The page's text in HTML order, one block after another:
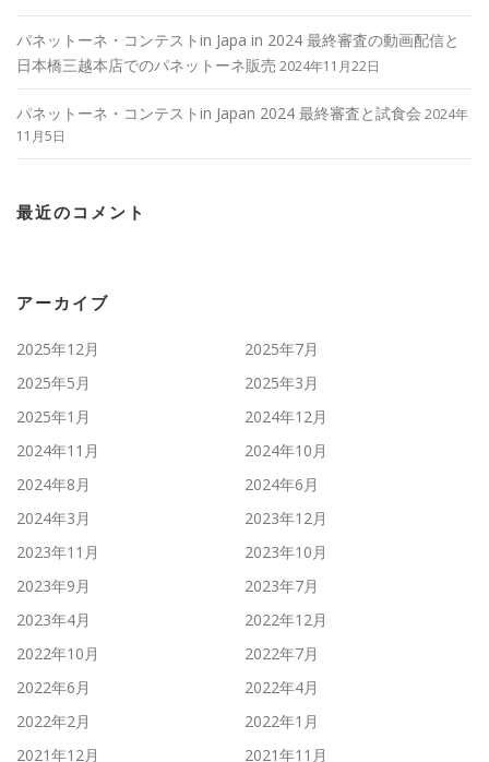
パネットーネ・コンテストin Japa in 2024 最終審査の動画配信と
日本橋三越本店でのパネットーネ販売 2024年11月22日
パネットーネ・コンテストin Japan 2024 最終審査と試食会 2024年
11月5日
最近のコメント
アーカイブ
2025年12月
2025年7月
2025年5月
2025年3月
2025年1月
2024年12月
2024年11月
2024年10月
2024年8月
2024年6月
2024年3月
2023年12月
2023年11月
2023年10月
2023年9月
2023年7月
2023年4月
2022年12月
2022年10月
2022年7月
2022年6月
2022年4月
2022年2月
2022年1月
2021年12月
2021年11月